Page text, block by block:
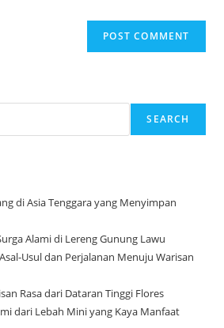
SEARCH
di Asia Tenggara yang Menyimpan
Alami di Lereng Gunung Lawu
Usul dan Perjalanan Menuju Warisan
Rasa dari Dataran Tinggi Flores
dari Lebah Mini yang Kaya Manfaat